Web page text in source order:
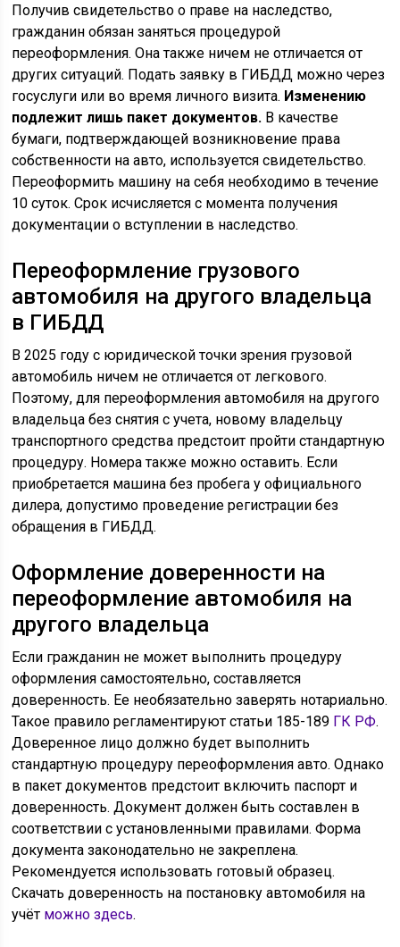
Получив свидетельство о праве на наследство,
гражданин обязан заняться процедурой
переоформления. Она также ничем не отличается от
других ситуаций. Подать заявку в ГИБДД можно через
госуслуги или во время личного визита. Изменению
подлежит лишь пакет документов. В качестве
бумаги, подтверждающей возникновение права
собственности на авто, используется свидетельство.
Переоформить машину на себя необходимо в течение
10 суток. Срок исчисляется с момента получения
документации о вступлении в наследство.
Переоформление грузового
автомобиля на другого владельца
в ГИБДД
В 2025 году с юридической точки зрения грузовой
автомобиль ничем не отличается от легкового.
Поэтому, для переоформления автомобиля на другого
владельца без снятия с учета, новому владельцу
транспортного средства предстоит пройти стандартную
процедуру. Номера также можно оставить. Если
приобретается машина без пробега у официального
дилера, допустимо проведение регистрации без
обращения в ГИБДД.
Оформление доверенности на
переоформление автомобиля на
другого владельца
Если гражданин не может выполнить процедуру
оформления самостоятельно, составляется
доверенность. Ее необязательно заверять нотариально.
Такое правило регламентируют статьи 185-189 ГК РФ.
Доверенное лицо должно будет выполнить
стандартную процедуру переоформления авто. Однако
в пакет документов предстоит включить паспорт и
доверенность. Документ должен быть составлен в
соответствии с установленными правилами. Форма
документа законодательно не закреплена.
Рекомендуется использовать готовый образец.
Скачать доверенность на постановку автомобиля на
учёт можно здесь.